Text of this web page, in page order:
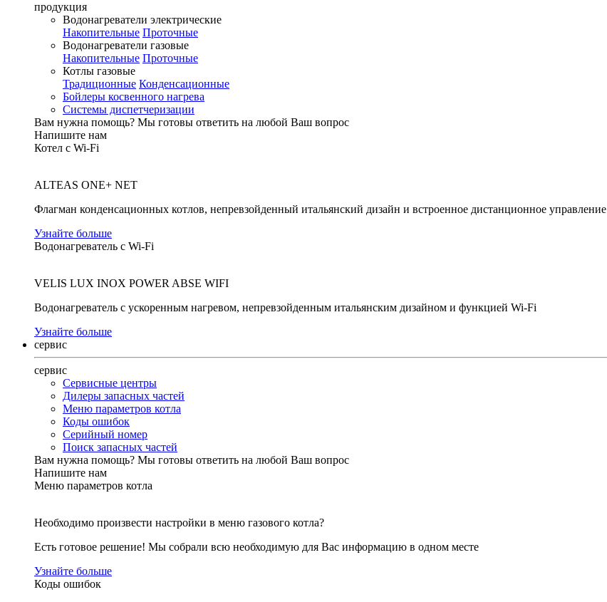
продукция
Водонагреватели электрические
Накопительные Проточные
Водонагреватели газовые
Накопительные Проточные
Котлы газовые
Традиционные Конденсационные
Бойлеры косвенного нагрева
Системы диспетчеризации
Вам нужна помощь? Мы готовы ответить на любой Ваш вопрос
Напишите нам
Котел с Wi-Fi
ALTEAS ONE+ NET
Флагман конденсационных котлов, непревзойденный итальянский дизайн и встроенное дистанционное управление
Узнайте больше
Водонагреватель с Wi-Fi
VELIS LUX INOX POWER ABSE WIFI
Водонагреватель с ускоренным нагревом, непревзойденным итальянским дизайном и функцией Wi-Fi
Узнайте больше
сервис
сервис
Сервисные центры
Дилеры запасных частей
Меню параметров котла
Коды ошибок
Серийный номер
Поиск запасных частей
Вам нужна помощь? Мы готовы ответить на любой Ваш вопрос
Напишите нам
Меню параметров котла
Необходимо произвести настройки в меню газового котла?
Есть готовое решение! Мы собрали всю необходимую для Вас информацию в одном месте
Узнайте больше
Коды ошибок